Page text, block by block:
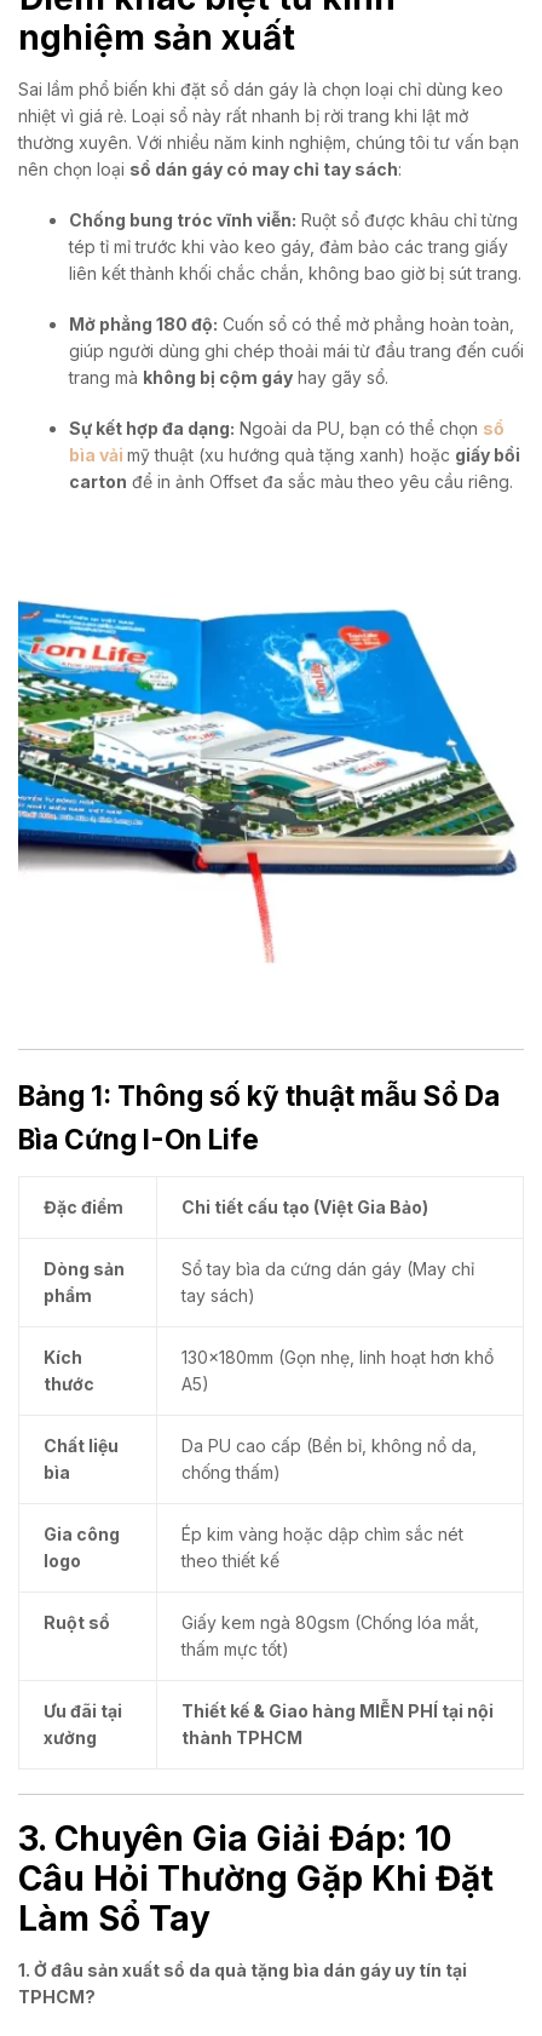
nghiệm sản xuất
Sai lầm phổ biến khi đặt sổ dán gáy là chọn loại chỉ dùng keo
nhiệt vì giá rẻ. Loại sổ này rất nhanh bị rời trang khi lật mở
thường xuyên. Với nhiều năm kinh nghiệm, chúng tôi tư vấn bạn
nên chọn loại sổ dán gáy có may chỉ tay sách:
Chống bung tróc vĩnh viễn: Ruột sổ được khâu chỉ từng
tép tỉ mỉ trước khi vào keo gáy, đảm bảo các trang giấy
liên kết thành khối chắc chắn, không bao giờ bị sút trang.
Mở phẳng 180 độ: Cuốn sổ có thể mở phẳng hoàn toàn,
giúp người dùng ghi chép thoải mái từ đầu trang đến cuối
trang mà không bị cộm gáy hay gãy sổ.
Sự kết hợp đa dạng: Ngoài da PU, bạn có thể chọn sổ
bìa vải mỹ thuật (xu hướng quà tặng xanh) hoặc giấy bồi
carton để in ảnh Offset đa sắc màu theo yêu cầu riêng.
Bảng 1: Thông số kỹ thuật mẫu Sổ Da
Bìa Cứng I-On Life
Đặc điểm Chi tiết cấu tạo (Việt Gia Bảo)
Dòng sản
phẩm
Sổ tay bìa da cứng dán gáy (May chỉ
tay sách)
Kích
thước
130x180mm (Gọn nhẹ, linh hoạt hơn khổ
A5)
Chất liệu
bìa
Da PU cao cấp (Bền bỉ, không nổ da,
chống thấm)
Gia công
logo
Ép kim vàng hoặc dập chìm sắc nét
theo thiết kế
Ruột sổ
Giấy kem ngà 80gsm (Chống lóa mắt,
thấm mực tốt)
Ưu đãi tại
xưởng
Thiết kế & Giao hàng MIỄN PHÍ tại nội
thành TPHCM
3. Chuyên Gia Giải Đáp: 10
Câu Hỏi Thường Gặp Khi Đặt
Làm Sổ Tay
1. Ở đâu sản xuất sổ da quà tặng bìa dán gáy uy tín tại
TPHCM?